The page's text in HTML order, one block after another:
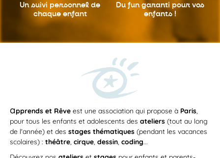
Un suivi personnel de
chaque enfant
Du fun garanti pour vos
enfants !
apprends et Rêve est une association qui propose à Paris,
pour tous les enfants et adolescents des ateliers (tout au long
de l'année) et des stages thématiques (pendant les vacances
scolaires) : théâtre, cirque, dessin, coding...